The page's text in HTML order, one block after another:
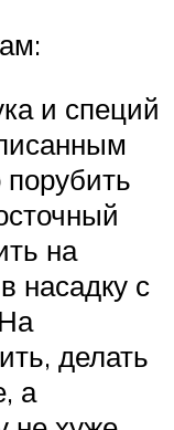
и специй
на
насадку с
делать
а